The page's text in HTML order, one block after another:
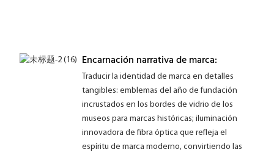
Encarnación narrativa de marca:
Traducir la identidad de marca en detalles
tangibles: emblemas del año de fundación
incrustados en los bordes de vidrio de los
museos para marcas históricas; iluminación
innovadora de fibra óptica que refleja el
espíritu de marca moderno, convirtiendo las